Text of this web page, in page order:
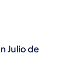
Julio de